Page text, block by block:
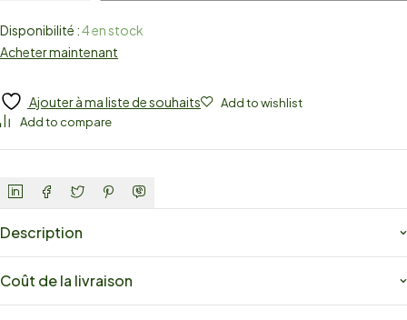
Disponibilité :4 en stock
Acheter maintenant
Ajouter à ma liste de souhaits
Add to wishlist
Add to compare
Description
Coût de la livraison